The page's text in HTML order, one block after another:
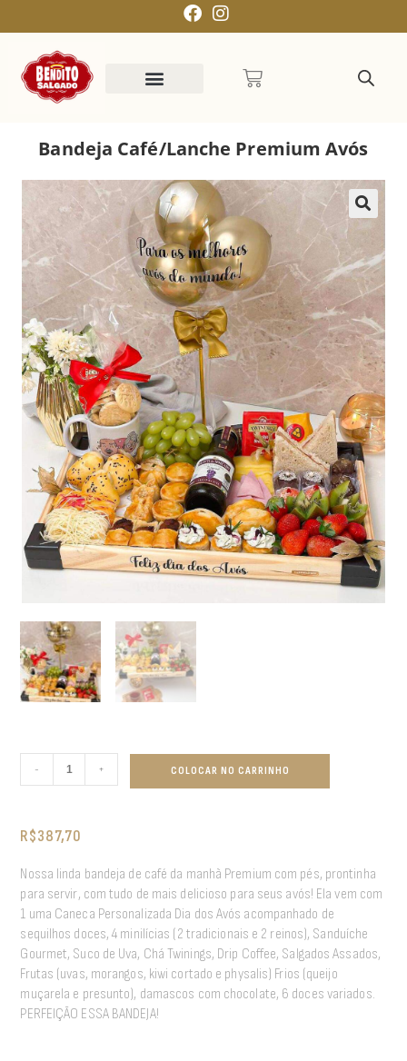
Bandeja Café/Lanche Premium Avós
- + COLOCAR NO CARRINHO
R$387,70
Nossa linda bandeja de café da manhã Premium com pés, prontinha
para servir, com tudo de mais delicioso para seus avós! Ela vem com
1 uma Caneca Personalizada Dia dos Avós acompanhado de
sequilhos doces, 4 minilícias (2 tradicionais e 2 reinos), Sanduíche
Gourmet, Suco de Uva, Chá Twinings, Drip Coffee, Salgados Assados,
Frutas (uvas, morangos, kiwi cortado e physalis) Frios (queijo
muçarela e presunto), damascos com chocolate, 6 doces variados.
PERFEIÇÃO ESSA BANDEJA!